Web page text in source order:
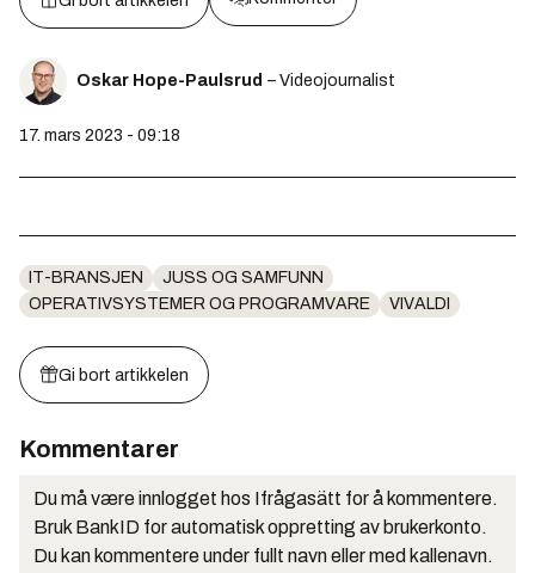
Oskar Hope-Paulsrud – Videojournalist
17. mars 2023 - 09:18
IT-BRANSJEN
JUSS OG SAMFUNN
OPERATIVSYSTEMER OG PROGRAMVARE
VIVALDI
Gi bort artikkelen
Kommentarer
Du må være innlogget hos Ifrågasätt for å kommentere.
Bruk BankID for automatisk oppretting av brukerkonto.
Du kan kommentere under fullt navn eller med kallenavn.